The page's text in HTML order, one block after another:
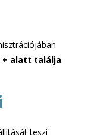
+ alatt találja.
teszi